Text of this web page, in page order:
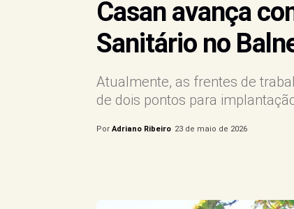
Casan avança
Sanitário no
Atualmente, as frentes de
de dois pontos para
Por Adriano Ribeiro 23 de maio de 2026